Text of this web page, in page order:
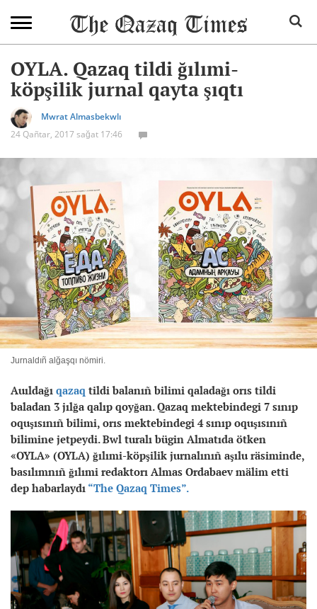
OYLA. Qazaq tildi ğılımi-
köpşilik jurnal qayta şıqtı
Mwrat Almasbekwlı
24 Qañtar, 2017 sağat 17:46
Jurnaldıñ alğaşqı nömiri.
Auıldağı qazaq tildi balanıñ bilimi qaladağı orıs tildi
baladan 3 jılğa qalıp qoyğan. Qazaq mektebindegi 7 sınıp
oquşısınıñ bilimi, orıs mektebindegi 4 sınıp oquşısınıñ
bilimine jetpeydi. Bwl turalı bügin Almatıda ötken
«OYLA» (OYLA) ğılımi-köpşilik jurnalınıñ aşılu räsiminde,
basılımnıñ ğılımi redaktorı Almas Ordabaev mälim etti
dep habarlaydı “The Qazaq Times”.